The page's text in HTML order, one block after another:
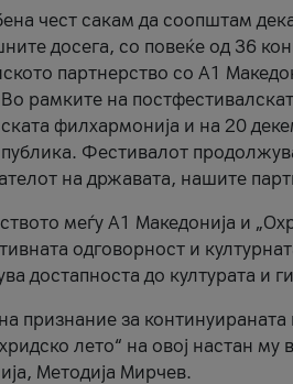
чест сакам да соопштам
досега, со повеќе од 36
партнерство со А1
рамките на
филхармонија и на 20
Фестивалот
на државата, нашите
меѓу A1 Македонија и
одговорност и
достапноста до културата и
признание за
лето“ на овој настан
Методија Мирчев.